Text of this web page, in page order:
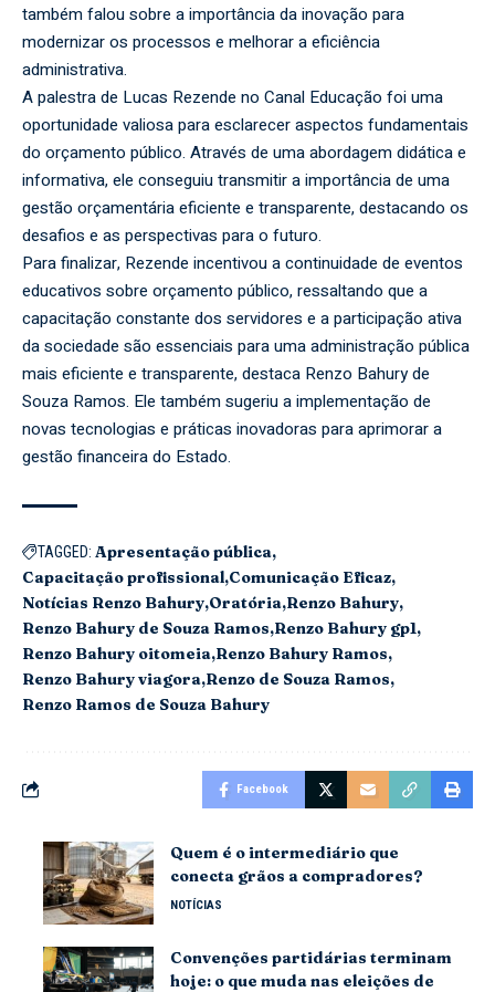
também falou sobre a importância da inovação para
modernizar os processos e melhorar a eficiência
administrativa.
A palestra de Lucas Rezende no Canal Educação foi uma
oportunidade valiosa para esclarecer aspectos fundamentais
do orçamento público. Através de uma abordagem didática e
informativa, ele conseguiu transmitir a importância de uma
gestão orçamentária eficiente e transparente, destacando os
desafios e as perspectivas para o futuro.
Para finalizar, Rezende incentivou a continuidade de eventos
educativos sobre orçamento público, ressaltando que a
capacitação constante dos servidores e a participação ativa
da sociedade são essenciais para uma administração pública
mais eficiente e transparente, destaca Renzo Bahury de
Souza Ramos. Ele também sugeriu a implementação de
novas tecnologias e práticas inovadoras para aprimorar a
gestão financeira do Estado.
TAGGED: Apresentação pública
Capacitação profissional Comunicação Eficaz
Notícias Renzo Bahury Oratória Renzo Bahury
Renzo Bahury de Souza Ramos Renzo Bahury gp1
Renzo Bahury oitomeia Renzo Bahury Ramos
Renzo Bahury viagora Renzo de Souza Ramos
Renzo Ramos de Souza Bahury
Facebook
Quem é o intermediário que
conecta grãos a compradores?
NOTÍCIAS
Convenções partidárias terminam
hoje: o que muda nas eleições de